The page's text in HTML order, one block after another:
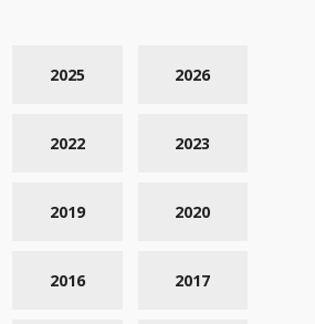
2026
2025
2023
2022
2020
2019
2017
2016